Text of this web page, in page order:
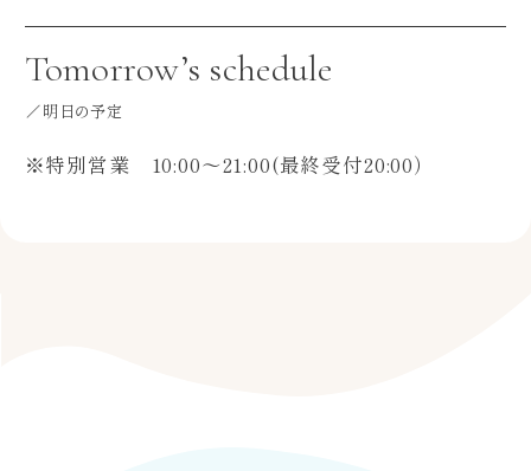
Tomorrow’s schedule
明日の予定
※特別営業 10:00～21:00(最終受付20:00）